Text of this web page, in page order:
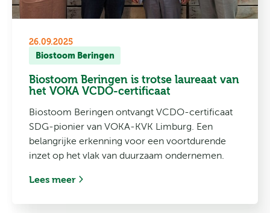
26.09.2025
Biostoom Beringen
Biostoom Beringen is trotse laureaat van
het VOKA VCDO-certificaat
Biostoom Beringen ontvangt VCDO-certificaat
SDG-pionier van VOKA-KVK Limburg. Een
belangrijke erkenning voor een voortdurende
inzet op het vlak van duurzaam ondernemen.
Lees meer